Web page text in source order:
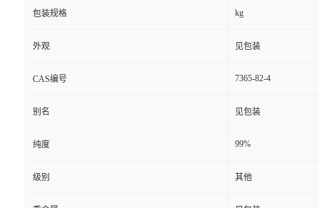
包装规格 kg
外观 见包装
CAS编号 7365-82-4
别名 见包装
纯度 99%
级别 其他